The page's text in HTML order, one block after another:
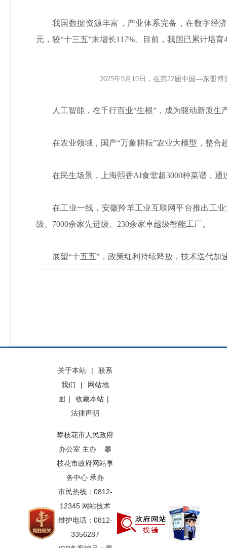
我国数据资源丰富，产业体系完备，在数字经
元，较“十三五”末增长117%。目前，我国已累计培
2025年9月19日，在第22届中国—东盟
人工智能，在千行百业“生根”，成为驱动新质生
在农业领域，国产“万象耕耘”农业大模型，整
在民生场景，上海熙香AI食堂超3000种菜谱，
在工业一线，安徽羚羊工业互联网平台推出工
级、7000余家先进级、230余家卓越级智能工厂。
展望“十五五”，政策红利持续释放，技术迭代
关于本站 |
联系
我们
|
网站地
图 | 收藏本站 |
法律声明
攀枝花市人民政府
办公室 主办 攀
枝花市政府网站事
务中心 承办
市民热线：0812-
12345 网站技术
维护电话：0812-
3356287